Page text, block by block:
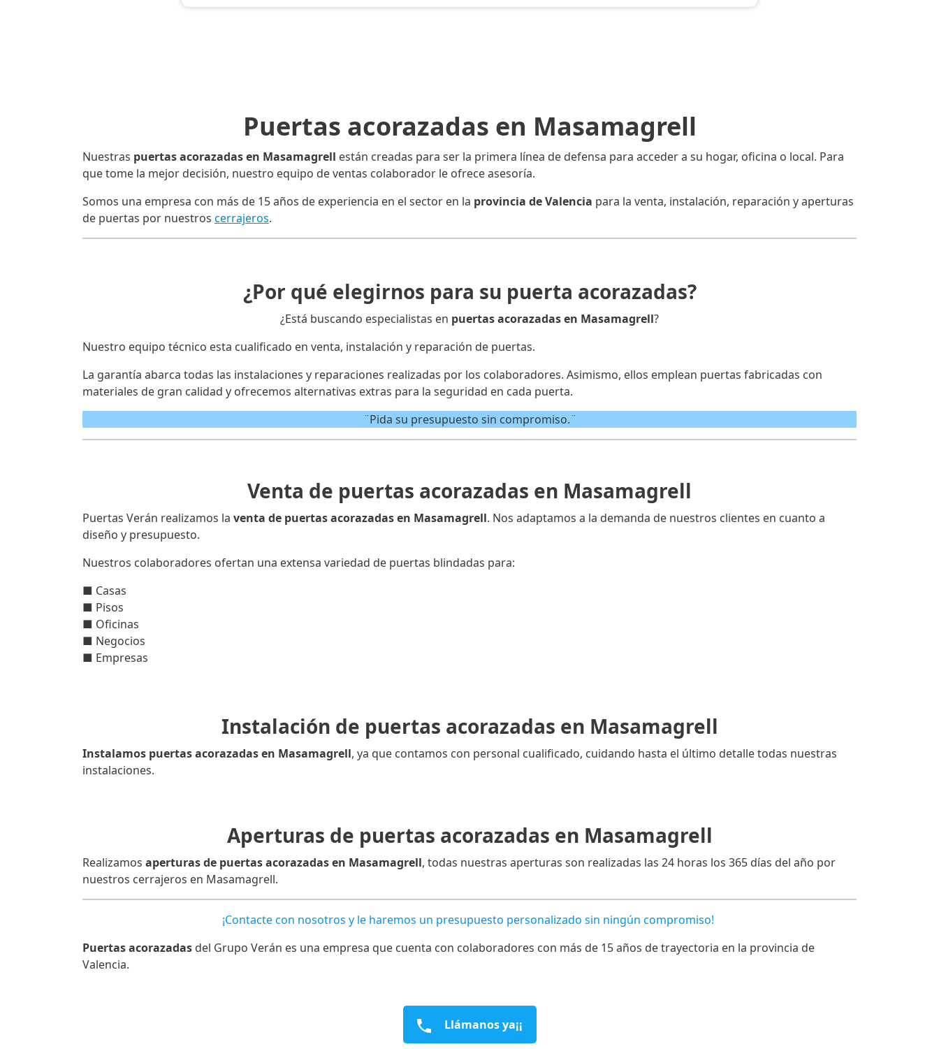
Puertas acorazadas en Masamagrell
Nuestras puertas acorazadas en Masamagrell están creadas para ser la primera línea de defensa para acceder a su hogar, oficina o local. Para
que tome la mejor decisión, nuestro equipo de ventas colaborador le ofrece asesoría.
Somos una empresa con más de 15 años de experiencia en el sector en la provincia de Valencia para la venta, instalación, reparación y aperturas
de puertas por nuestros cerrajeros.
¿Por qué elegirnos para su puerta acorazadas?
¿Está buscando especialistas en puertas acorazadas en Masamagrell?
Nuestro equipo técnico esta cualificado en venta, instalación y reparación de puertas.
La garantía abarca todas las instalaciones y reparaciones realizadas por los colaboradores. Asimismo, ellos emplean puertas fabricadas con
materiales de gran calidad y ofrecemos alternativas extras para la seguridad en cada puerta.
¨Pida su presupuesto sin compromiso.¨
Venta de puertas acorazadas en Masamagrell
Puertas Verán realizamos la venta de puertas acorazadas en Masamagrell. Nos adaptamos a la demanda de nuestros clientes en cuanto a
diseño y presupuesto.
Nuestros colaboradores ofertan una extensa variedad de puertas blindadas para:
■ Casas
■ Pisos
■ Oficinas
■ Negocios
■ Empresas
Instalación de puertas acorazadas en Masamagrell
Instalamos puertas acorazadas en Masamagrell, ya que contamos con personal cualificado, cuidando hasta el último detalle todas nuestras
instalaciones.
Aperturas de puertas acorazadas en Masamagrell
Realizamos aperturas de puertas acorazadas en Masamagrell, todas nuestras aperturas son realizadas las 24 horas los 365 días del año por
nuestros cerrajeros en Masamagrell.
¡Contacte con nosotros y le haremos un presupuesto personalizado sin ningún compromiso!
Puertas acorazadas del Grupo Verán es una empresa que cuenta con colaboradores con más de 15 años de trayectoria en la provincia de
Valencia.
Llámanos ya¡¡